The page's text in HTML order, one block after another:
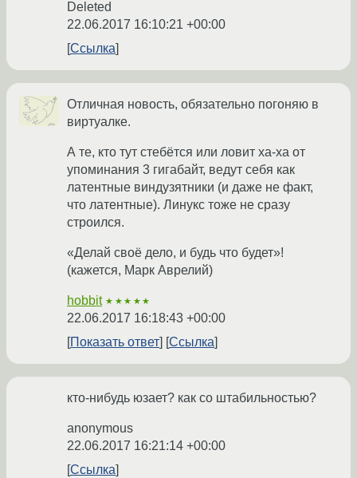
Deleted
22.06.2017 16:10:21 +00:00
Ссылка
Отличная новость, обязательно погоняю в
виртуалке.
А те, кто тут стебётся или ловит ха-ха от
упоминания 3 гигабайт, ведут себя как
латентные виндузятники (и даже не факт,
что латентные). Линукс тоже не сразу
строился.
«Делай своё дело, и будь что будет»!
(кажется, Марк Аврелий)
hobbit ★★★★★
22.06.2017 16:18:43 +00:00
Показать ответ
Ссылка
кто-нибудь юзает? как со штабильностью?
anonymous
22.06.2017 16:21:14 +00:00
Ссылка